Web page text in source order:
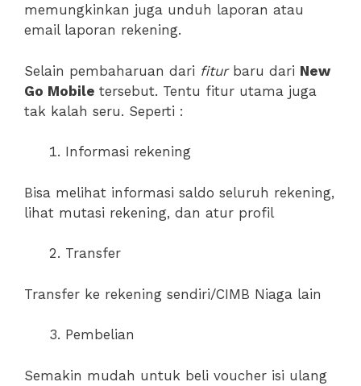
memungkinkan juga unduh laporan atau
email laporan rekening.
Selain pembaharuan dari fiturbaru dari New
Go Mobile tersebut. Tentu fitur utama juga
tak kalah seru. Seperti :
Informasi rekening
Bisa melihat informasi saldo seluruh rekening,
lihat mutasi rekening, dan atur profil
Transfer
Transfer ke rekening sendiri/CIMB Niaga lain
Pembelian
Semakin mudah untuk beli voucher isi ulang